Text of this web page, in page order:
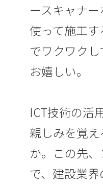
ースキャナ
使って施工
でワクワク
お嬉しい。
ICT技術の活
親しみを覚
か。この先
で、建設業